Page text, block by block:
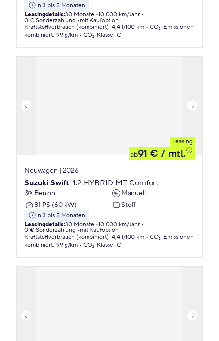
in 3 bis 5 Monaten
Leasingdetails:30 Monate 10.000 km/Jahr
0 € Sonderzahlung
mit Kaufoption
Kraftstoffverbrauch (kombiniert): 4,4 l/100 km
CO₂-Emissionen
kombiniert: 99 g/km CO₂-Klasse: C
Leasing
ab91 € / mtl.
Neuwagen | 2026
Suzuki Swift 1.2 HYBRID MT Comfort
Benzin
Manuell
81 PS (60 kW)
Stoff
in 3 bis 5 Monaten
Leasingdetails:30 Monate 10.000 km/Jahr
0 € Sonderzahlung
mit Kaufoption
Kraftstoffverbrauch (kombiniert): 4,4 l/100 km
CO₂-Emissionen
kombiniert: 99 g/km CO₂-Klasse: C